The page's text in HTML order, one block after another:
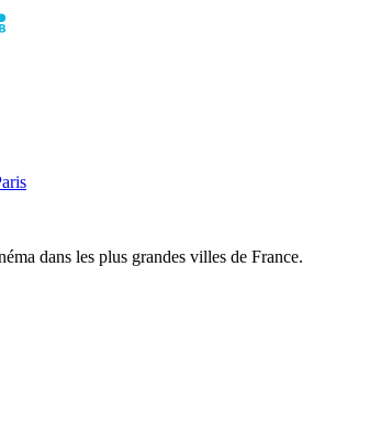
dans les plus grandes villes de France.